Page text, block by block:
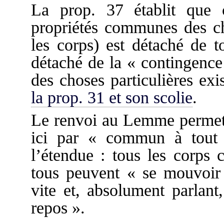
La prop. 37 établit que
propriétés communes des
les corps) est détaché de
détaché de la «
des choses particulières
la prop. 31 et son scolie.
Le renvoi au Lemme
ici par « commun à
l’étendue : tous les corps
tous peuvent « se
vite et, absolument
repos ».